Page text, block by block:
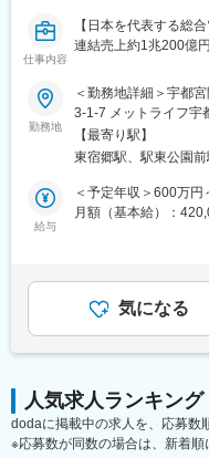
暮らしの利便性を支
15,000点以上の製品
■福利厚生面：
社員の生活やライフ
福利厚生が整っていま
・社宅家賃補助・入
・リモートワーク（
国内に加え、米州・
事業を展開し、車載
取引しています。
働きやすい環境づく
仕事内容
【日本を代表する総
連結売上約1兆200億
■業務内容：
業容拡大に伴い、
Cabin Controller開発
＜業務詳細＞
・Cabin Controller
・主にAndroidソフト
※開発環境：Android
可能
・開発を通じて、高
・自動車業界の変革
勤務地
＜勤務地詳細＞宇都
3-1-7 メットライフ宇
受動喫煙対策：屋内
（リモートワーク含む
【最寄り駅】
東宿郷駅、駅東公園
給与
＜予定年収＞600万
月額（基本給）：
遇します。賃金はあ
下する可能性があり
す。
気になる
人気求人ランキング
dodaに掲載中の求人を、応募数
※応募数が同数の場合は、新着順